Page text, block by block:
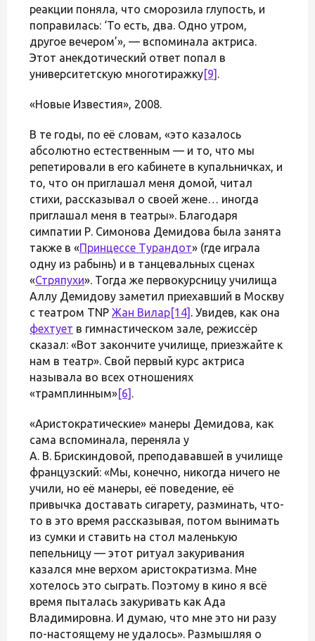
реакции поняла, что сморозила глупость, и
поправилась: ‘То есть, два. Одно утром,
другое вечером’», — вспоминала актриса.
Этот анекдотический ответ попал в
университетскую многотиражку[9] .
«Новые Известия», 2008.
В те годы, по её словам, «это казалось
абсолютно естественным — и то, что мы
репетировали в его кабинете в купальничках, и
то, что он приглашал меня домой, читал
стихи, рассказывал о своей жене… иногда
приглашал меня в театры». Благодаря
симпатии Р. Симонова Демидова была занята
также в «Принцессе Турандот» (где играла
одну из рабынь) и в танцевальных сценах
«Стряпухи». Тогда же первокурсницу училища
Аллу Демидову заметил приехавший в Москву
с театром TNP Жан Вилар[14] . Увидев, как она
фехтует в гимнастическом зале, режиссёр
сказал: «Вот закончите училище, приезжайте к
нам в театр». Свой первый курс актриса
называла во всех отношениях
«трамплинным»[6] .
«Аристократические» манеры Демидова, как
сама вспоминала, переняла у
А. В. Брискиндовой, преподававшей в училище
французский: «Мы, конечно, никогда ничего не
учили, но её манеры, её поведение, её
привычка доставать сигарету, разминать, что-
то в это время рассказывая, потом вынимать
из сумки и ставить на стол маленькую
пепельницу — этот ритуал закуривания
казался мне верхом аристократизма. Мне
хотелось это сыграть. Поэтому в кино я всё
время пыталась закуривать как Ада
Владимировна. И думаю, что мне это ни разу
по-настоящему не удалось». Размышляя о